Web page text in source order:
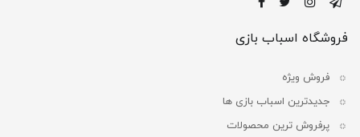
فروشگاه اسباب بازی
فروش ویژه
جدیدترین اسباب بازی ها
پرفروش ترین محصولات